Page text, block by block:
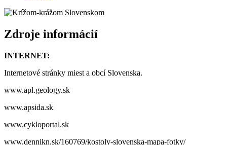
Zdroje informácií
INTERNET:
Internetové stránky miest a obcí Slovenska.
www.apl.geology.sk
www.apsida.sk
www.cykloportal.sk
www.dennikn.sk/160769/kostoly-slovenska-mapa-fotky/